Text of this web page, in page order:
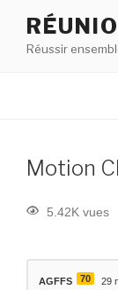
Réussir
Motion
5.42K vues
AGFFS 70 29